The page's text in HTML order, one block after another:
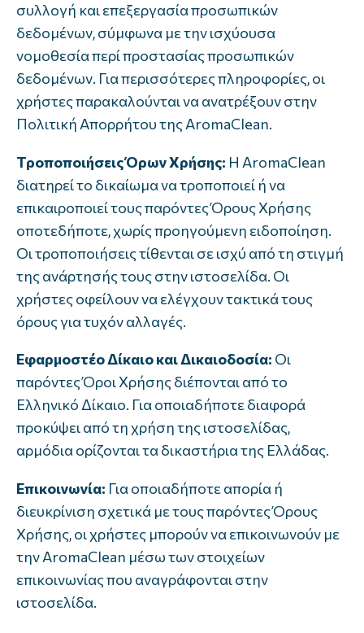
συλλογή και επεξεργασία προσωπικών
δεδομένων, σύμφωνα με την ισχύουσα
νομοθεσία περί προστασίας προσωπικών
δεδομένων. Για περισσότερες πληροφορίες, οι
χρήστες παρακαλούνται να ανατρέξουν στην
Πολιτική Απορρήτου της AromaClean.
Τροποποιήσεις Όρων Χρήσης: Η AromaClean
διατηρεί το δικαίωμα να τροποποιεί ή να
επικαιροποιεί τους παρόντες Όρους Χρήσης
οποτεδήποτε, χωρίς προηγούμενη ειδοποίηση.
Οι τροποποιήσεις τίθενται σε ισχύ από τη στιγμή
της ανάρτησής τους στην ιστοσελίδα. Οι
χρήστες οφείλουν να ελέγχουν τακτικά τους
όρους για τυχόν αλλαγές.
Εφαρμοστέο Δίκαιο και Δικαιοδοσία: Οι
παρόντες Όροι Χρήσης διέπονται από το
Ελληνικό Δίκαιο. Για οποιαδήποτε διαφορά
προκύψει από τη χρήση της ιστοσελίδας,
αρμόδια ορίζονται τα δικαστήρια της Ελλάδας.
Επικοινωνία: Για οποιαδήποτε απορία ή
διευκρίνιση σχετικά με τους παρόντες Όρους
Χρήσης, οι χρήστες μπορούν να επικοινωνούν με
την AromaClean μέσω των στοιχείων
επικοινωνίας που αναγράφονται στην
ιστοσελίδα.